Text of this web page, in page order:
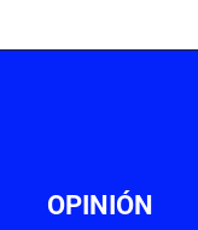
OPINIÓN